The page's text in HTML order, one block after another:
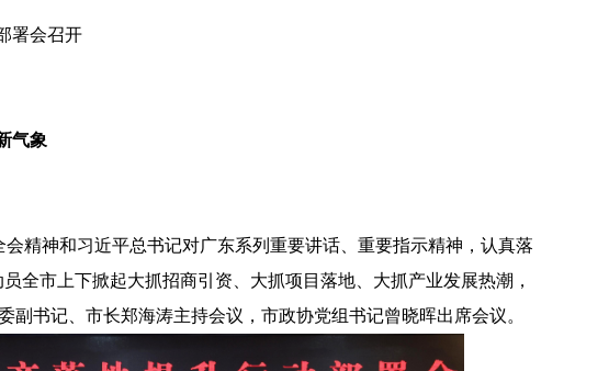
署会召开
气象
神和习近平总书记对广东系列重要讲话、重要指示精神，认真落
全市上下掀起大抓招商引资、大抓项目落地、大抓产业发展热潮，
书记、市长郑海涛主持会议，市政协党组书记曾晓晖出席会议。